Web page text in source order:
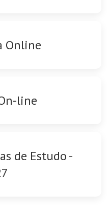
Online
line
de Estudo -